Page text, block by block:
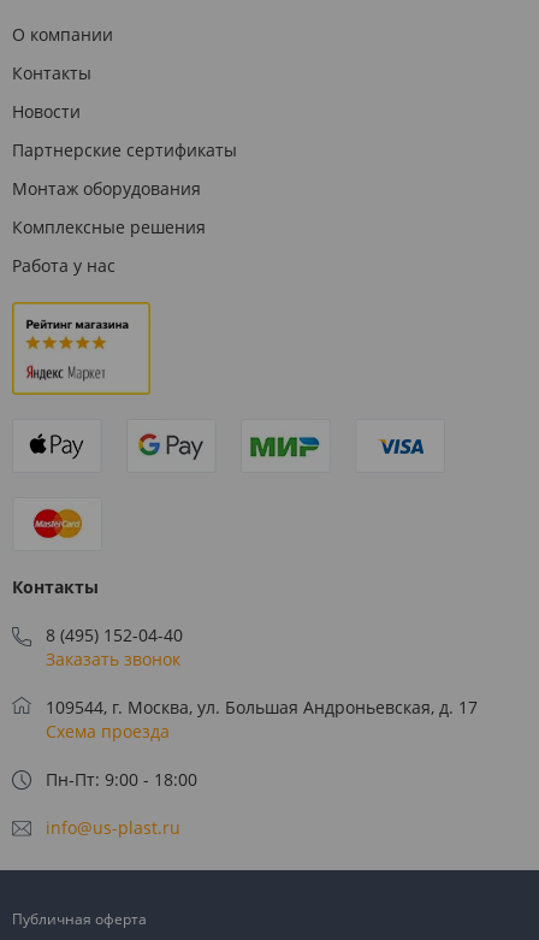
О компании
Контакты
Новости
Партнерские сертификаты
Монтаж оборудования
Комплексные решения
Работа у нас
Контакты
8 (495) 152-04-40
Заказать звонок
109544, г. Москва, ул. Большая Андроньевская, д. 17
Схема проезда
Пн-Пт: 9:00 - 18:00
info@us-plast.ru
Публичная оферта